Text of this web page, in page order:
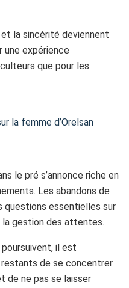
la sincérité deviennent
une expérience
que pour les
la femme d’Orelsan
le pré s’annonce riche en
Les abandons de
questions essentielles sur
la gestion des attentes.
il est
de se concentrer
de ne pas se laisser